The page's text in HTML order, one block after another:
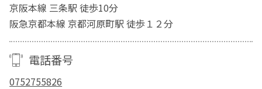
京阪本線 三条駅 徒歩10分
阪急京都本線 京都河原町駅 徒歩１２分
電話番号
0752755826